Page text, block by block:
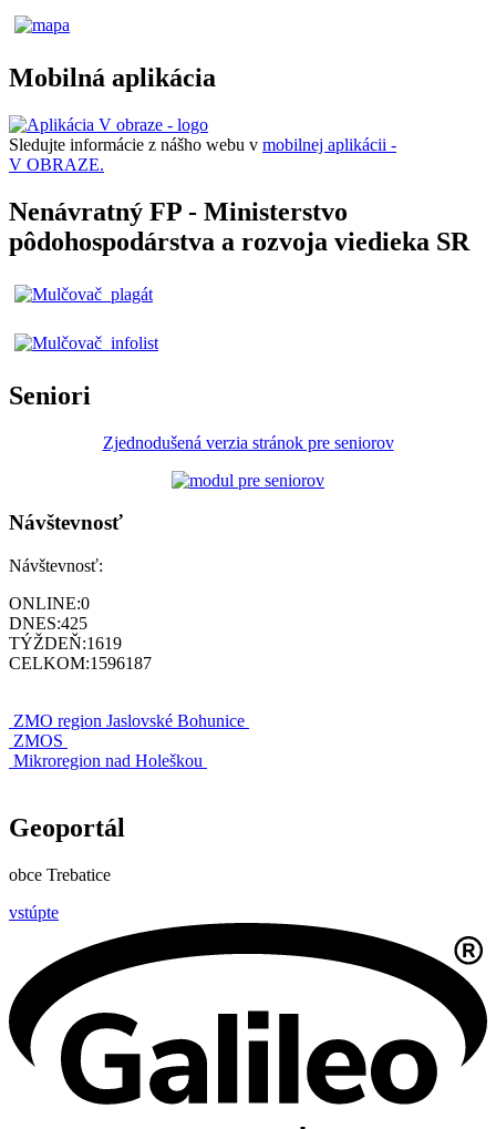
Mobilná aplikácia
Sledujte informácie z nášho webu v mobilnej aplikácii -
V OBRAZE.
Nenávratný FP - Ministerstvo
pôdohospodárstva a rozvoja viedieka SR
Seniori
Zjednodušená verzia stránok pre seniorov
Návštevnosť
Návštevnosť:
ONLINE:0
DNES:425
TÝŽDEŇ:1619
CELKOM:1596187
ZMO region Jaslovské Bohunice
ZMOS
Mikroregion nad Holeškou
Geoportál
obce Trebatice
vstúpte